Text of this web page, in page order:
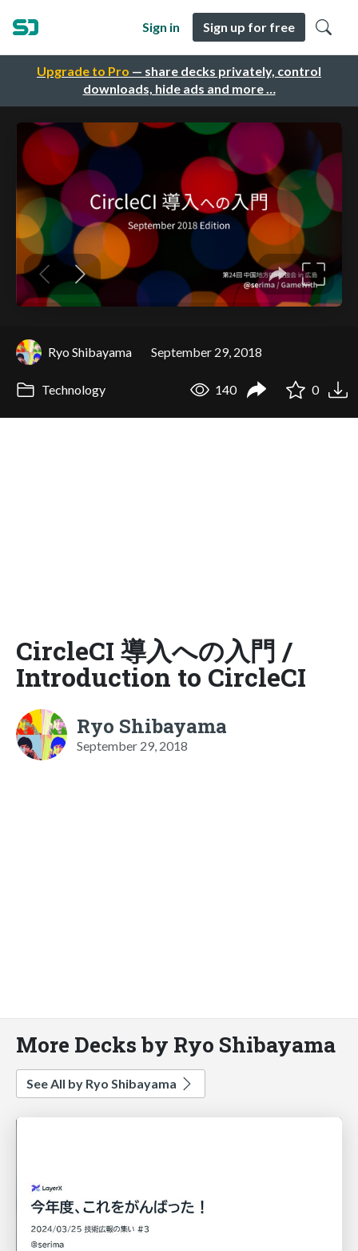
Upgrade to Pro — share decks privately, control
downloads, hide ads and more …
Sign in Sign up for free
Ryo Shibayama September 29, 2018
Technology 140 0
CircleCI 導入への入門 /
Introduction to CircleCI
Ryo Shibayama
September 29, 2018
More Decks by Ryo Shibayama
See All by Ryo Shibayama